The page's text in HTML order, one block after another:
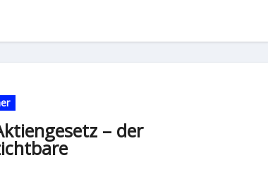
– der